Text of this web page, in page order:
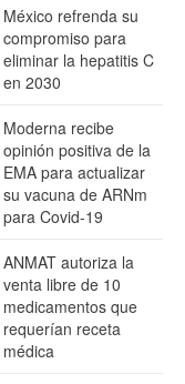
México refrenda su
compromiso para
eliminar la hepatitis C
en 2030
Moderna recibe
opinión positiva de la
EMA para actualizar
su vacuna de ARNm
para Covid-19
ANMAT autoriza la
venta libre de 10
medicamentos que
requerían receta
médica